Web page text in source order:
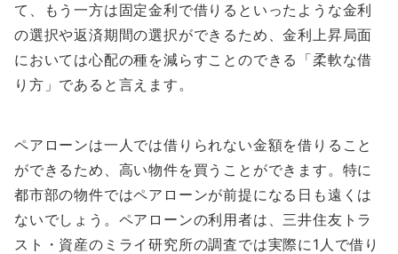
て、もう一方は固定金利で借りるといったような金利
の選択や返済期間の選択ができるため、金利上昇局面
においては心配の種を減らすことのできる「柔軟な借
り方」であると言えます。
ペアローンは一人では借りられない金額を借りること
ができるため、高い物件を買うことができます。特に
都市部の物件ではペアローンが前提になる日も遠くは
ないでしょう。ペアローンの利用者は、三井住友トラ
スト・資産のミライ研究所の調査では実際に1人で借り